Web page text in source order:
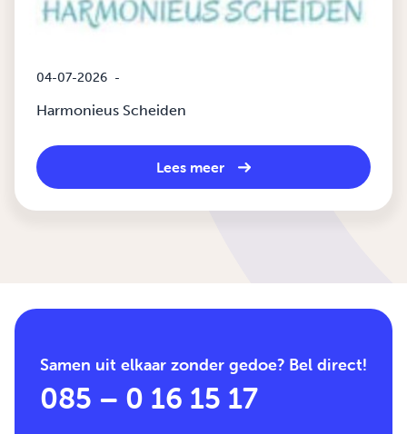
04-07-2026 -
Harmonieus Scheiden
Lees meer
Samen uit elkaar zonder gedoe? Bel direct!
085 – 0 16 15 17